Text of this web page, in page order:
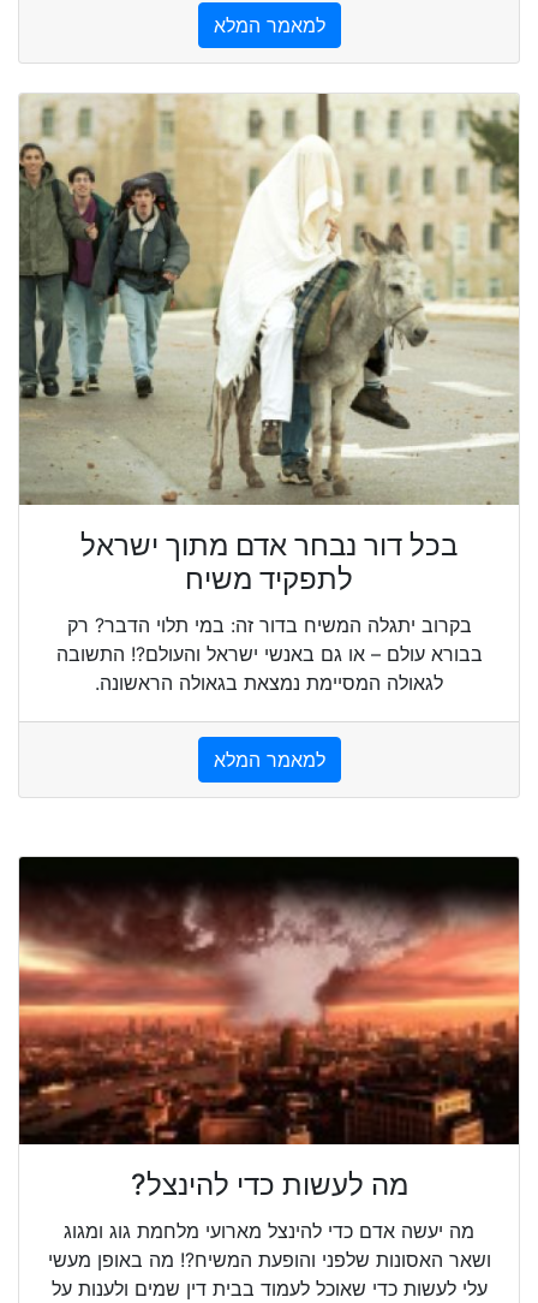
למאמר המלא
בכל דור נבחר אדם מתוך ישראל
לתפקיד משיח
בקרוב יתגלה המשיח בדור זה: במי תלוי הדבר? רק
בבורא עולם – או גם באנשי ישראל והעולם?! התשובה
לגאולה המסיימת נמצאת בגאולה הראשונה.
למאמר המלא
מה לעשות כדי להינצל?
מה יעשה אדם כדי להינצל מארועי מלחמת גוג ומגוג
ושאר האסונות שלפני והופעת המשיח?! מה באופן מעשי
עלי לעשות כדי שאוכל לעמוד בבית דין שמים ולענות על